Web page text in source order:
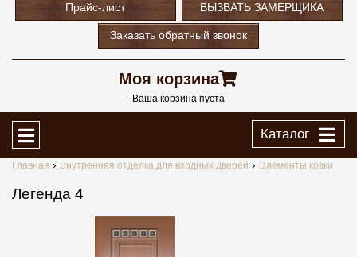
Прайс-лист ВЫЗВАТЬ ЗАМЕРЩИКА
Заказать обратный звонок
Моя корзина
Ваша корзина пуста
Каталог
Главная Внутренняя отделка для входных дверей Элементы ковки
Легенда 4